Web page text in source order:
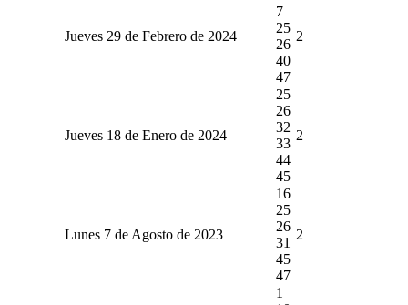
Jueves 29 de Febrero de 2024
7
25
26
40
47
2
Jueves 18 de Enero de 2024
25
26
32
33
44
45
2
Lunes 7 de Agosto de 2023
16
25
26
31
45
47
2
1